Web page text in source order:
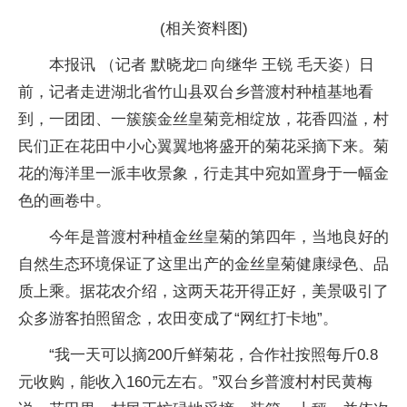
(相关资料图)
本报讯 （记者 默晓龙□ 向继华 王锐 毛天姿）日
前，记者走进湖北省竹山县双台乡普渡村种植基地看
到，一团团、一簇簇金丝皇菊竞相绽放，花香四溢，村
民们正在花田中小心翼翼地将盛开的菊花采摘下来。菊
花的海洋里一派丰收景象，行走其中宛如置身于一幅金
色的画卷中。
今年是普渡村种植金丝皇菊的第四年，当地良好的
自然生态环境保证了这里出产的金丝皇菊健康绿色、品
质上乘。据花农介绍，这两天花开得正好，美景吸引了
众多游客拍照留念，农田变成了“网红打卡地”。
“我一天可以摘200斤鲜菊花，合作社按照每斤0.8
元收购，能收入160元左右。”双台乡普渡村村民黄梅